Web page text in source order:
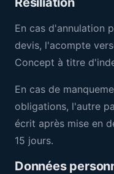
En cas d'annulation
devis, l'acompte
Concept à titre
En cas de
obligations, l'autre
écrit après mise en
15 jours.
Données